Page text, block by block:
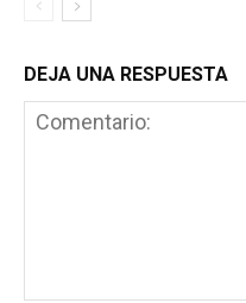
DEJA UNA RESPUESTA